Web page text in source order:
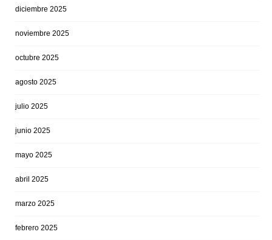
diciembre 2025
noviembre 2025
octubre 2025
agosto 2025
julio 2025
junio 2025
mayo 2025
abril 2025
marzo 2025
febrero 2025